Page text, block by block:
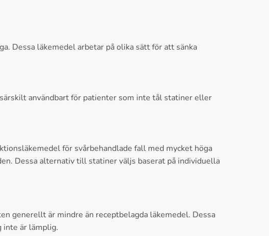
Dessa läkemedel arbetar på olika sätt för att sänka
användbart för patienter som inte tål statiner eller
för svårbehandlade fall med mycket höga
Dessa alternativ till statiner väljs baserat på individuella
generellt är mindre än receptbelagda läkemedel. Dessa
inte är lämplig.